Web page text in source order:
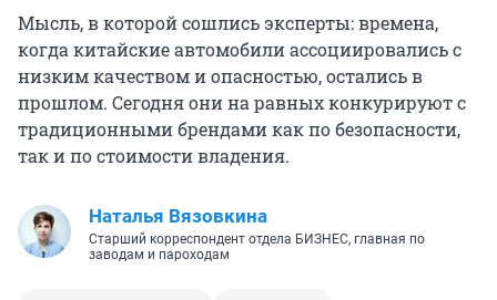
Мысль, в которой сошлись эксперты: времена,
когда китайские автомобили ассоциировались с
низким качеством и опасностью, остались в
прошлом. Сегодня они на равных конкурируют с
традиционными брендами как по безопасности,
так и по стоимости владения.
Наталья Вязовкина
Старший корреспондент отдела БИЗНЕС, главная по
заводам и пароходам